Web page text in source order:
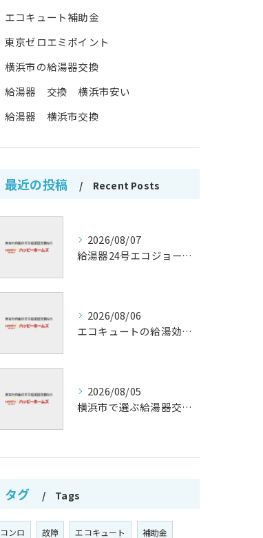
エコキュート補助金
東京ゼロエミポイント
横浜市の給湯器交換
給湯器 交換 横浜市安い
給湯器 横浜市交換
最近の投稿 Recent Posts
2026/08/07
給湯器24号エコジョーズの省エネ技術解説
2026/08/06
エコキュートの給湯効率と省エネ効果
2026/08/05
横浜市で選ぶ給湯器交換の口コミ分析
タグ Tags
コンロ 故障 エコキュート 補助金